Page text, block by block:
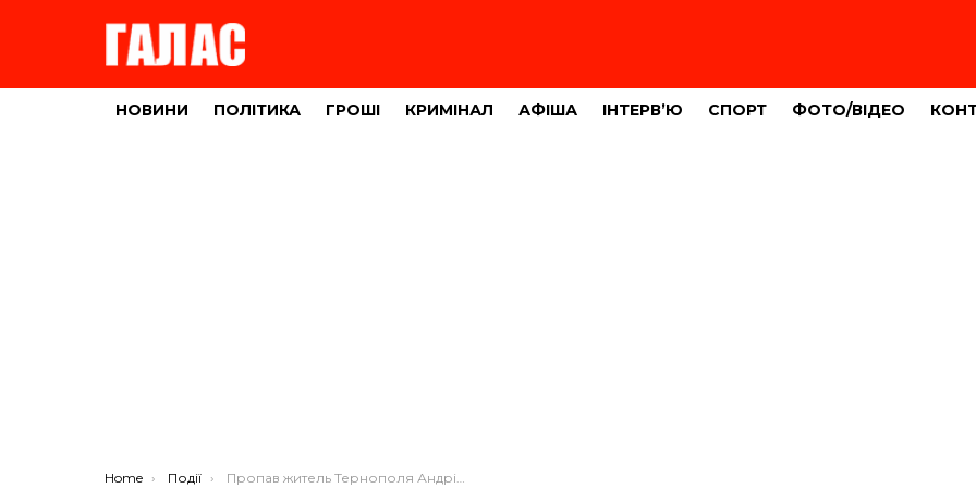
НОВИНИ ПОЛІТИКА ГРОШІ КРИМІНАЛ АФІША ІНТЕРВ’Ю СПОРТ ФОТО/ВІДЕО
You are here:
Home Події Пропав житель Тернополя Андрій Скрябін (ФОТО)